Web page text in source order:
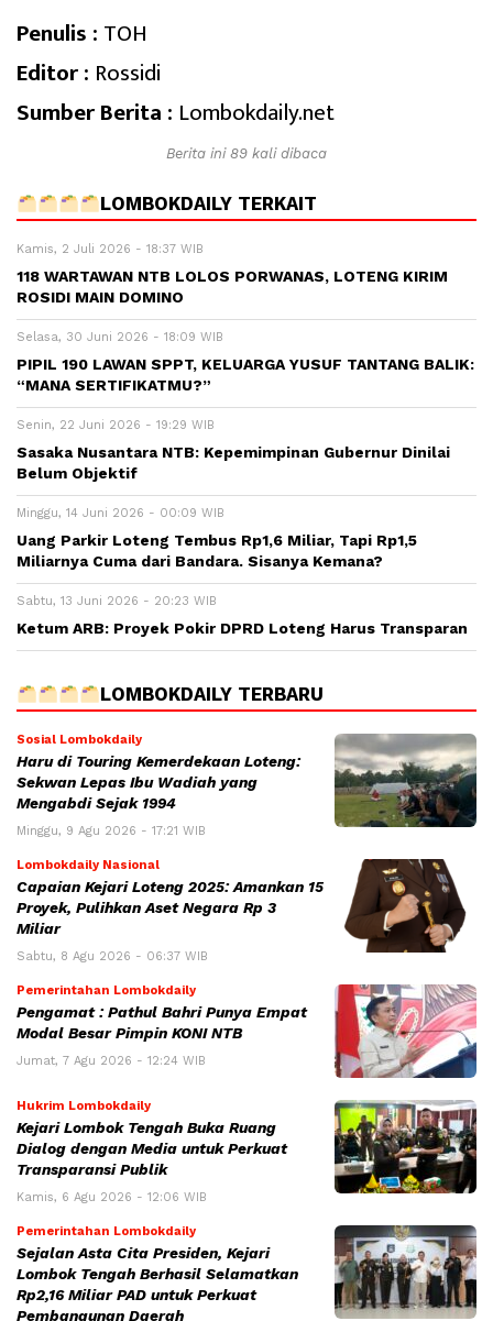
Penulis : TOH
Editor : Rossidi
Sumber Berita : Lombokdaily.net
Berita ini 89 kali dibaca
LOMBOKDAILY TERKAIT
Kamis, 2 Juli 2026 - 18:37 WIB
118 WARTAWAN NTB LOLOS PORWANAS, LOTENG KIRIM
ROSIDI MAIN DOMINO
Selasa, 30 Juni 2026 - 18:09 WIB
PIPIL 190 LAWAN SPPT, KELUARGA YUSUF TANTANG BALIK:
“MANA SERTIFIKATMU?”
Senin, 22 Juni 2026 - 19:29 WIB
Sasaka Nusantara NTB: Kepemimpinan Gubernur Dinilai
Belum Objektif
Minggu, 14 Juni 2026 - 00:09 WIB
Uang Parkir Loteng Tembus Rp1,6 Miliar, Tapi Rp1,5
Miliarnya Cuma dari Bandara. Sisanya Kemana?
Sabtu, 13 Juni 2026 - 20:23 WIB
Ketum ARB: Proyek Pokir DPRD Loteng Harus Transparan
LOMBOKDAILY TERBARU
Sosial Lombokdaily
Haru di Touring Kemerdekaan Loteng:
Sekwan Lepas Ibu Wadiah yang
Mengabdi Sejak 1994
Minggu, 9 Agu 2026 - 17:21 WIB
Lombokdaily Nasional
Capaian Kejari Loteng 2025: Amankan 15
Proyek, Pulihkan Aset Negara Rp 3
Miliar
Sabtu, 8 Agu 2026 - 06:37 WIB
Pemerintahan Lombokdaily
Pengamat : Pathul Bahri Punya Empat
Modal Besar Pimpin KONI NTB
Jumat, 7 Agu 2026 - 12:24 WIB
Hukrim Lombokdaily
Kejari Lombok Tengah Buka Ruang
Dialog dengan Media untuk Perkuat
Transparansi Publik
Kamis, 6 Agu 2026 - 12:06 WIB
Pemerintahan Lombokdaily
Sejalan Asta Cita Presiden, Kejari
Lombok Tengah Berhasil Selamatkan
Rp2,16 Miliar PAD untuk Perkuat
Pembangunan Daerah